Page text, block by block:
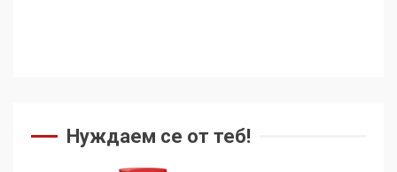
Нуждаем се от теб!